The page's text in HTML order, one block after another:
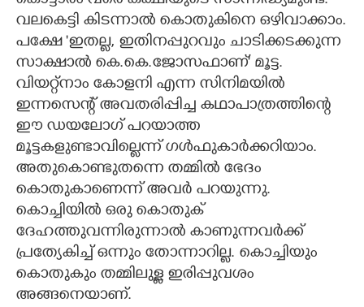
വലകെട്ടി കിടന്നാൽ കൊതുകിനെ ഒഴിവാക്കാം.
പക്ഷേ 'ഇതല്ല, ഇതിനപ്പുറവും ചാടിക്കടക്കുന്ന
സാക്ഷാൽ കെ.കെ.ജോസഫാണ്" മൂട്ട.
വിയറ്റ്‌നാം കോളനി എന്ന സിനിമയിൽ
ഇന്നസെന്റ് അവതരിപ്പിച്ച കഥാപാത്രത്തിന്റെ
ഈ ഡയലോഗ് പറയാത്ത
മൂട്ടകളുണ്ടാവില്ലെന്ന് ഗൾഫുകാർക്കറിയാം.
അതുകൊണ്ടുതന്നെ തമ്മിൽ ഭേദം
കൊതുകാണെന്ന് അവർ പറയുന്നു.
കൊച്ചിയിൽ ഒരു കൊതുക്
ദേഹത്തുവന്നിരുന്നാൽ കാണുന്നവർക്ക്
പ്രത്യേകിച്ച് ഒന്നും തോന്നാറില്ല. കൊച്ചിയും
കൊതുകും തമ്മിലുള്ള ഇരിപ്പുവശം
അങ്ങനെയാണ്.